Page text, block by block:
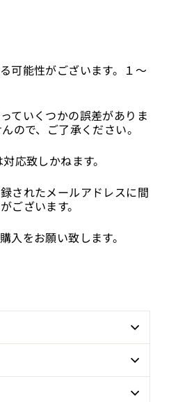
可能性がございます。１～
ていくつかの誤差がありま
ので、ご了承ください。
応致しかねます。
されたメールアドレスに間
ございます。
入をお願い致します。